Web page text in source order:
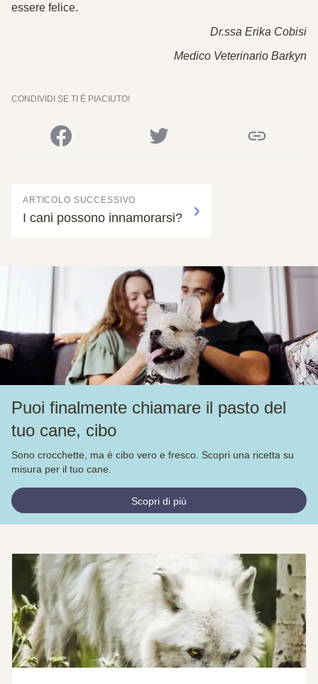
essere felice.
Dr.ssa Erika Cobisi
Medico Veterinario Barkyn
CONDIVIDI SE TI È PIACIUTO!
ARTICOLO SUCCESSIVO
I cani possono innamorarsi?
Puoi finalmente chiamare il pasto del
tuo cane, cibo
Sono crocchette, ma è cibo vero e fresco. Scopri una ricetta su
misura per il tuo cane.
Scopri di più